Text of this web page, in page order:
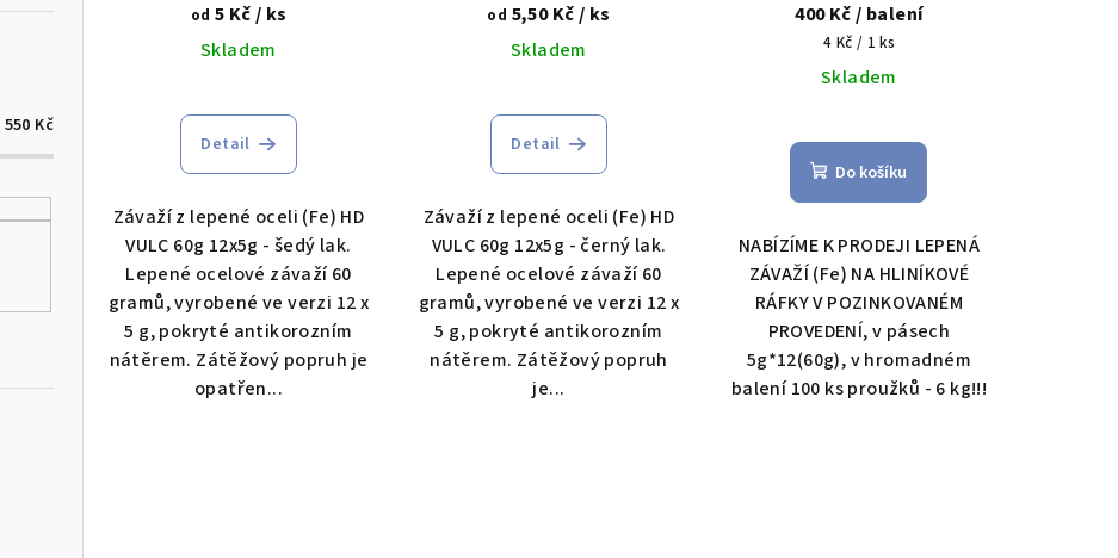
550 Kč
ů
od 5 Kč/ ks
Skladem
Detail
Závaží z lepené oceli (Fe) HD
VULC 60g 12x5g - šedý lak.
Lepené ocelové závaží 60
gramů, vyrobené ve verzi 12 x
5 g, pokryté antikorozním
nátěrem. Zátěžový popruh je
opatřen...
od 5,50 Kč/ ks
Skladem
Detail
Závaží z lepené oceli (Fe) HD
VULC 60g 12x5g - černý lak.
Lepené ocelové závaží 60
gramů, vyrobené ve verzi 12 x
5 g, pokryté antikorozním
nátěrem. Zátěžový popruh
je...
400 Kč/ balení
Měrná
cena:
4 Kč / 1 ks
Skladem
Do košíku
NABÍZÍME K PRODEJI LEPENÁ
ZÁVAŽÍ (Fe) NA HLINÍKOVÉ
RÁFKY V POZINKOVANÉM
PROVEDENÍ, v pásech
5g*12(60g), v hromadném
balení 100 ks proužků - 6 kg!!!